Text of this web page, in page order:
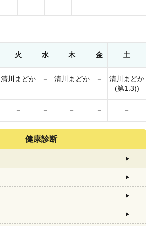
火 水 木 金 土
清川まどか － 清川まどか －
清川まどか
(第1.3))
－ － － － －
健康診断